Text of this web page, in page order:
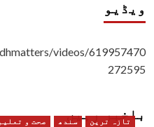
ویڈیو
videos/619957470
272595
باخبر رہیں
تازہ ترین سندھ صحت و تعلیم